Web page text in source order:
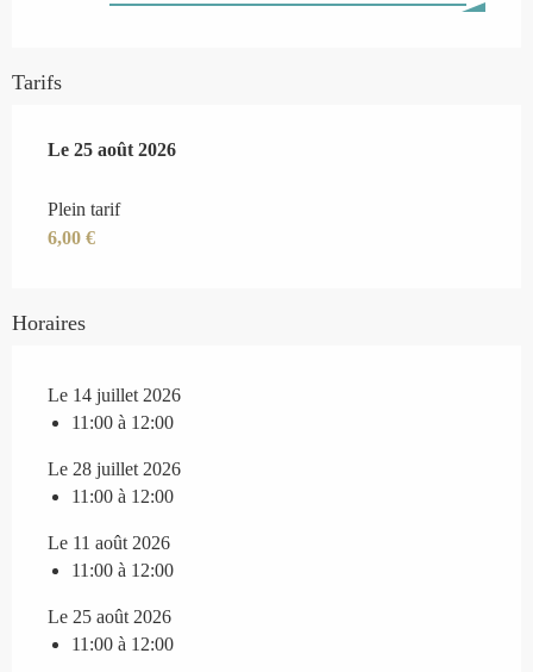
Tarifs
Le 25 août 2026
Le 25 août 2026
Plein tarif
6,00 €
Horaires
Le 14 juillet 2026
11:00 à 12:00
Le 28 juillet 2026
11:00 à 12:00
Le 11 août 2026
11:00 à 12:00
Le 25 août 2026
11:00 à 12:00